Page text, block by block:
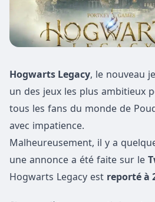
Hogwarts Legacy, le nouveau
un des jeux les plus ambitieux
tous les fans du monde de
avec impatience.
Malheureusement, il y a
une annonce a été faite sur le
Hogwarts Legacy est reporté à